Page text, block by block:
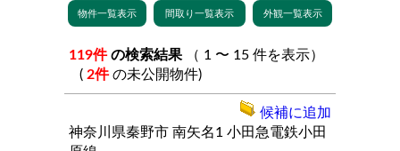
119件 の検索結果
( 2件 の未公開物件)
神奈川県秦野市 南矢名1 小田急電鉄小田
候補に追加